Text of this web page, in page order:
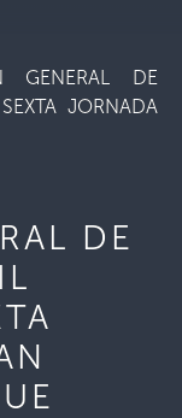
GENERAL DE
JORNADA
DE